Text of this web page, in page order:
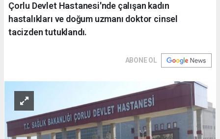
Çorlu Devlet Hastanesi'nde çalışan kadın
hastalıkları ve doğum uzmanı doktor cinsel
tacizden tutuklandı.
ABONE OL